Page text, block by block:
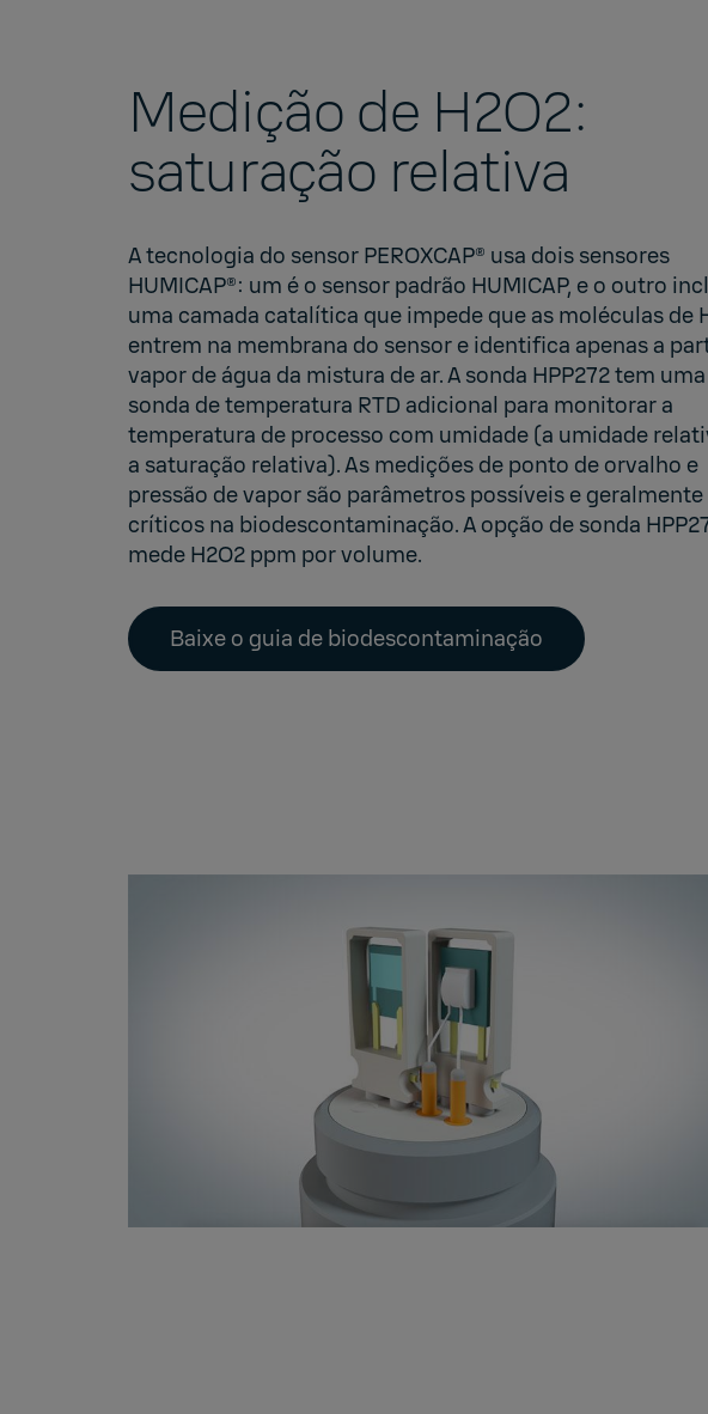
Medição de H2O2:
saturação relativa
Atecnologia do sensor PEROXCAP® usa dois sensores
HUMICAP®: um é o sensor padrão HUMICAP, e o outro
uma camada catalítica que impede que as moléculas de
entrem na membrana do sensor e identifica apenas a
vapor de água da mistura de ar.A sonda HPP272tem uma
sonda de temperatura RTD adicional para monitorar a
temperatura de processo com umidade (a umidade
a saturação relativa). As medições de ponto de orvalho e
pressão de vapor são parâmetros possíveis e geralmente
críticos na biodescontaminação. A opção de sonda
mede H2O2 ppm por volume.
Baixe o guia de biodescontaminação